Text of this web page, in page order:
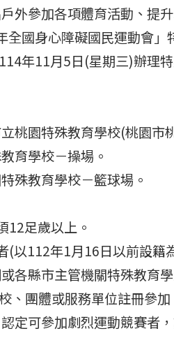
外參加各項體育活動、提
全國身心障礙國民運動會
年11月5日(星期三)辦理
桃園特殊教育學校(桃園市
育學校－操場。
殊教育學校－籃球場。
12足歲以上。
(以112年1月16日以前設籍
各縣市主管機關特殊教育
、團體或服務單位註冊參加
定可參加劇烈運動競賽者